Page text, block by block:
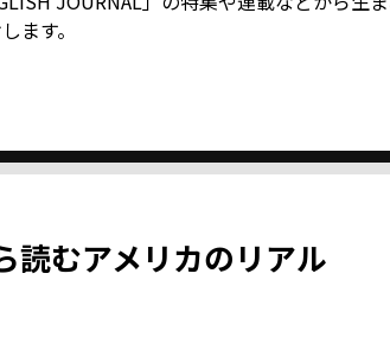
ます。
読むアメリカのリアル